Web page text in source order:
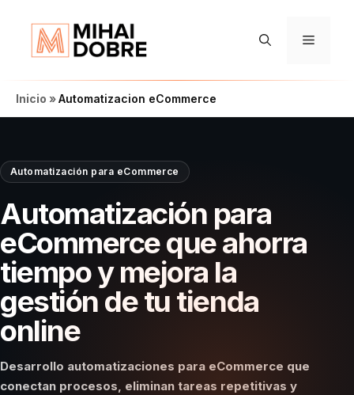
contenido
Menú
Inicio »Automatizacion eCommerce
Automatización para eCommerce
Automatización para
eCommerce que ahorra
tiempo y mejora la
gestión de tu tienda
online
Desarrollo automatizaciones para eCommerce que
conectan procesos, eliminan tareas repetitivas y